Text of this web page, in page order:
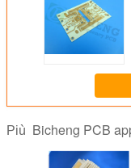
Più Bicheng PCB